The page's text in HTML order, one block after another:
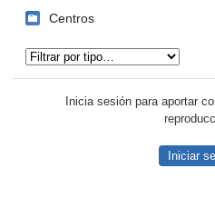
Centros
Inicia sesión para aportar
Iniciar